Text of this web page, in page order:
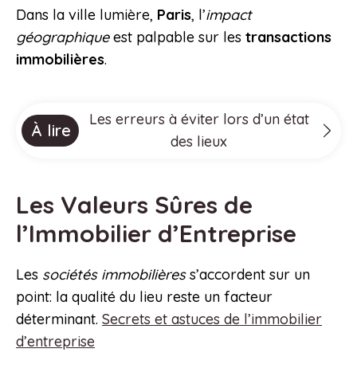
Dans la ville lumière, Paris, l’impact
géographiqueest palpable sur les transactions
immobilières.
À lire
Les erreurs à éviter lors d’un état
des lieux
Les Valeurs Sûres de
l’Immobilier d’Entreprise
Les sociétés immobilièress’accordent sur un
point: la qualité du lieu reste un facteur
déterminant. Secrets et astuces de l’immobilier
d’entreprise